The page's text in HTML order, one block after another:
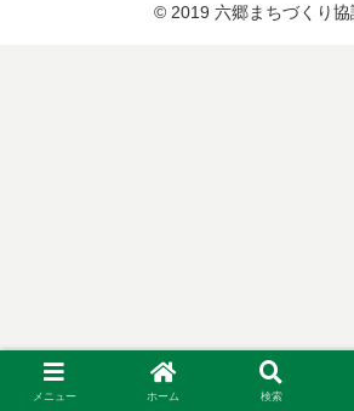
© 2019 六郷まちづくり協
メニュー ホーム 検索